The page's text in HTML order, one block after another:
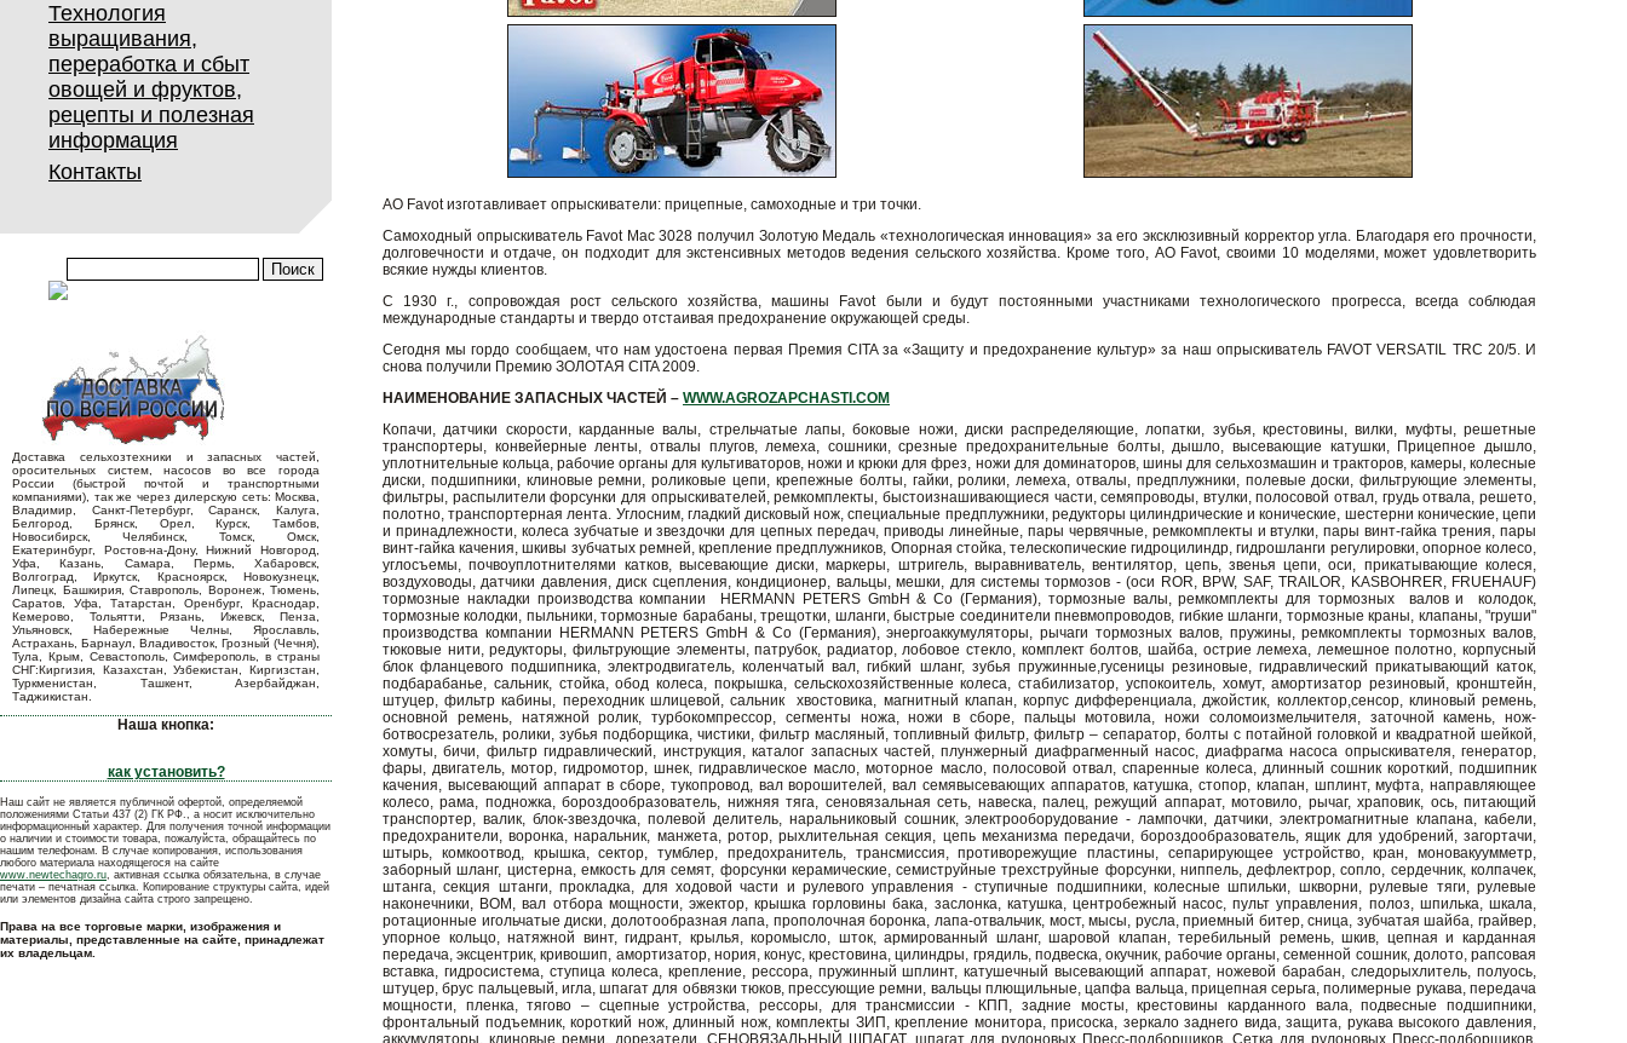
Технология
выращивания,
переработка и сбыт
овощей и фруктов,
рецепты и полезная
информация
Контакты
Доставка сельхозтехники и запасных частей,
оросительных систем, насосов во все города
России (быстрой почтой и транспортными
компаниями), так же через дилерскую сеть: Москва,
Владимир, Санкт-Петербург, Саранск, Калуга,
Белгород, Брянск, Орел, Курск, Тамбов,
Новосибирск, Челябинск, Томск, Омск,
Екатеринбург, Ростов-на-Дону, Нижний Новгород,
Уфа, Казань, Самара, Пермь, Хабаровск,
Волгоград, Иркутск, Красноярск, Новокузнецк,
Липецк, Башкирия, Ставрополь, Воронеж, Тюмень,
Саратов, Уфа, Татарстан, Оренбург, Краснодар,
Кемерово, Тольятти, Рязань, Ижевск, Пенза,
Ульяновск, Набережные Челны, Ярославль,
Астрахань, Барнаул, Владивосток, Грозный (Чечня),
Тула, Крым, Севастополь, Симферополь, в страны
СНГ:Киргизия, Казахстан, Узбекистан, Киргизстан,
Туркменистан, Ташкент, Азербайджан,
Таджикистан.
Наша кнопка:
как установить?
Наш сайт не является публичной офертой, определяемой
положениями Статьи 437 (2) ГК РФ., а носит исключительно
информационный характер. Для получения точной информации
о наличии и стоимости товара, пожалуйста, обращайтесь по
нашим телефонам. В случае копирования, использования
любого материала находящегося на сайте
www.newtechagro.ru, активная ссылка обязательна, в случае
печати – печатная ссылка. Копирование структуры сайта, идей
или элементов дизайна сайта строго запрещено.
Права на все торговые марки, изображения и
материалы, представленные на сайте, принадлежат
их владельцам.
АО Favot изготавливает опрыскиватели: прицепные, самоходные и три точки.
Самоходный опрыскиватель Favot Mac 3028 получил Золотую Медаль «технологическая инновация» за его эксклюзивный корректор угла. Благодаря его прочности,
долговечности и отдаче, он подходит для экстенсивных методов ведения сельского хозяйства. Кроме того, АО Favot, своими 10 моделями, может удовлетворить
всякие нужды клиентов.
С 1930 г., сопровождая рост сельского хозяйства, машины Favot были и будут постоянными участниками технологического прогресса, всегда соблюдая
международные стандарты и твердо отстаивая предохранение окружающей среды.
Сегодня мы гордо сообщаем, что нам удостоена первая Премия CITA за «Защиту и предохранение культур» за наш опрыскиватель FAVOT VERSАTIL TRC 20/5. И
снова получили Премию ЗОЛОТАЯ CITA 2009.
НАИМЕНОВАНИЕ ЗАПАСНЫХ ЧАСТЕЙ – WWW.AGROZAPCHASTI.COM
Копачи, датчики скорости, карданные валы, стрельчатые лапы, боковые ножи, диски распределяющие, лопатки, зубья, крестовины, вилки, муфты, решетные
транспортеры, конвейерные ленты, отвалы плугов, лемеха, сошники, срезные предохранительные болты, дышло, высевающие катушки, Прицепное дышло,
уплотнительные кольца, рабочие органы для культиваторов, ножи и крюки для фрез, ножи для доминаторов, шины для сельхозмашин и тракторов, камеры, колесные
диски, подшипники, клиновые ремни, роликовые цепи, крепежные болты, гайки, ролики, лемеха, отвалы, предплужники, полевые доски, фильтрующие элементы,
фильтры, распылители форсунки для опрыскивателей, ремкомплекты, быстоизнашивающиеся части, семяпроводы, втулки, полосовой отвал, грудь отвала, решето,
полотно, транспортерная лента. Углосним, гладкий дисковый нож, специальные предплужники, редукторы цилиндрические и конические, шестерни конические, цепи
и принадлежности, колеса зубчатые и звездочки для цепных передач, приводы линейные, пары червячные, ремкомплекты и втулки, пары винт-гайка трения, пары
винт-гайка качения, шкивы зубчатых ремней, крепление предплужников, Опорная стойка, телескопические гидроцилиндр, гидрошланги регулировки, опорное колесо,
углосъемы, почвоуплотнителями катков, высевающие диски, маркеры, штригель, выравниватель, вентилятор, цепь, звенья цепи, оси, прикатывающие колеся,
воздуховоды, датчики давления, диск сцепления, кондиционер, вальцы, мешки, для системы тормозов - (оси ROR, BPW, SAF, TRAILOR, KASBOHRER, FRUEHAUF)
тормозные накладки производства компании HERMANN PETERS GmbH & Co (Германия), тормозные валы, ремкомплекты для тормозных валов и колодок,
тормозные колодки, пыльники, тормозные барабаны, трещотки, шланги, быстрые соединители пневмопроводов, гибкие шланги, тормозные краны, клапаны, "груши"
производства компании HERMANN PETERS GmbH & Co (Германия), энергоаккумуляторы, рычаги тормозных валов, пружины, ремкомплекты тормозных валов,
тюковые нити, редукторы, фильтрующие элементы, патрубок, радиатор, лобовое стекло, комплект болтов, шайба, острие лемеха, лемешное полотно, корпусный
блок фланцевого подшипника, электродвигатель, коленчатый вал, гибкий шланг, зубья пружинные,гусеницы резиновые, гидравлический прикатывающий каток,
подбарабанье, сальник, стойка, обод колеса, покрышка, сельскохозяйственные колеса, стабилизатор, успокоитель, хомут, амортизатор резиновый, кронштейн,
штуцер, фильтр кабины, переходник шлицевой, сальник хвостовика, магнитный клапан, корпус дифференциала, джойстик, коллектор,сенсор, клиновый ремень,
основной ремень, натяжной ролик, турбокомпрессор, сегменты ножа, ножи в сборе, пальцы мотовила, ножи соломоизмельчителя, заточной камень, нож-
ботвосрезатель, ролики, зубья подборщика, чистики, фильтр масляный, топливный фильтр, фильтр – сепаратор, болты с потайной головкой и квадратной шейкой,
хомуты, бичи, фильтр гидравлический, инструкция, каталог запасных частей, плунжерный диафрагменный насос, диафрагма насоса опрыскивателя, генератор,
фары, двигатель, мотор, гидромотор, шнек, гидравлическое масло, моторное масло, полосовой отвал, спаренные колеса, длинный сошник короткий, подшипник
качения, высевающий аппарат в сборе, тукопровод, вал ворошителей, вал семявысевающих аппаратов, катушка, стопор, клапан, шплинт, муфта, направляющее
колесо, рама, подножка, бороздообразователь, нижняя тяга, сеновязальная сеть, навеска, палец, режущий аппарат, мотовило, рычаг, храповик, ось, питающий
транспортер, валик, блок-звездочка, полевой делитель, наральниковый сошник, электрооборудование - лампочки, датчики, электромагнитные клапана, кабели,
предохранители, воронка, наральник, манжета, ротор, рыхлительная секция, цепь механизма передачи, бороздообразователь, ящик для удобрений, загортачи,
штырь, комкоотвод, крышка, сектор, тумблер, предохранитель, трансмиссия, противорежущие пластины, сепарирующее устройство, кран, моновакуумметр,
заборный шланг, цистерна, емкость для семят, форсунки керамические, семиструйные трехструйные форсунки, ниппель, дефлектрор, сопло, сердечник, колпачек,
штанга, секция штанги, прокладка, для ходовой части и рулевого управления - ступичные подшипники, колесные шпильки, шкворни, рулевые тяги, рулевые
наконечники, ВОМ, вал отбора мощности, эжектор, крышка горловины бака, заслонка, катушка, центробежный насос, пульт управления, полоз, шпилька, шкала,
ротационные игольчатые диски, долотообразная лапа, прополочная боронка, лапа-отвальчик, мост, мысы, русла, приемный битер, сница, зубчатая шайба, грайвер,
упорное кольцо, натяжной винт, гидрант, крылья, коромысло, шток, армированный шланг, шаровой клапан, теребильный ремень, шкив, цепная и карданная
передача, эксцентрик, кривошип, амортизатор, нория, конус, крестовина, цилиндры, грядиль, подвеска, окучник, рабочие органы, семенной сошник, долото, рапсовая
вставка, гидросистема, ступица колеса, крепление, рессора, пружинный шплинт, катушечный высевающий аппарат, ножевой барабан, следорыхлитель, полуось,
штуцер, брус пальцевый, игла, шпагат для обвязки тюков, прессующие ремни, вальцы плющильные, цапфа вальца, прицепная серьга, полимерные рукава, передача
мощности, пленка, тягово – сцепные устройства, рессоры, для трансмиссии - КПП, задние мосты, крестовины карданного вала, подвесные подшипники,
фронтальный подъемник, короткий нож, длинный нож, комплекты ЗИП, крепление монитора, присоска, зеркало заднего вида, защита, рукава высокого давления,
аккумуляторы, клиновые ремни, дорезатели, СЕНОВЯЗАЛЬНЫЙ ШПАГАТ, шпагат для рулоновых Пресс-подборщиков, Сетка для рулоновых Пресс-подборщиков,